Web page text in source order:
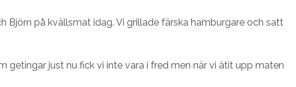
Björn på kvällsmat idag. Vi grillade färska hamburgare och satt
getingar just nu fick vi inte vara i fred men när vi ätit upp maten